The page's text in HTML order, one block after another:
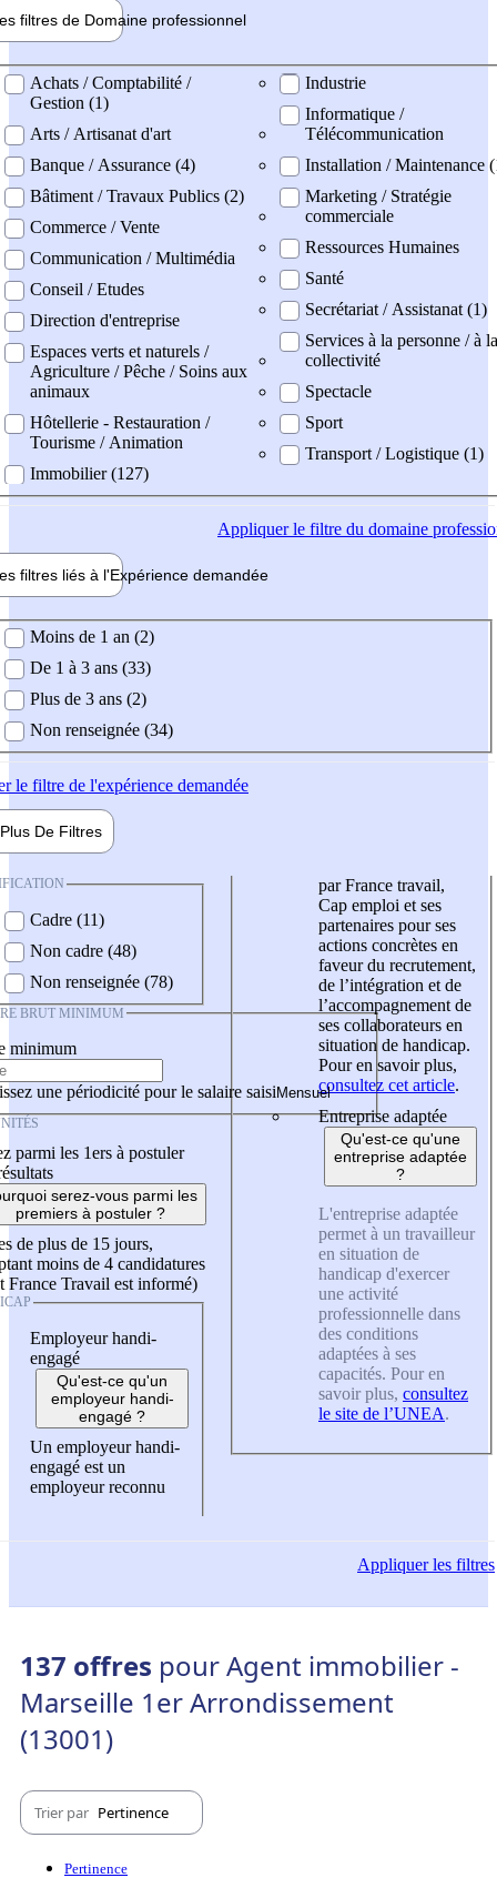
filtres de Domaine professionnel
professionel
Achats / Comptabilité /
Gestion (1)
Arts / Artisanat d'art
Banque / Assurance (4)
Bâtiment / Travaux Publics (2)
Commerce / Vente
Communication / Multimédia
Conseil / Etudes
Direction d'entreprise
Espaces verts et naturels /
Agriculture / Pêche / Soins aux
animaux
Hôtellerie - Restauration /
Tourisme / Animation
Immobilier (127)
Industrie
Informatique /
Télécommunication
Installation / Maintenance
Marketing / Stratégie
commerciale
Ressources Humaines
Santé
Secrétariat / Assistanat (1)
Services à la personne / à la
collectivité
Spectacle
Sport
Transport / Logistique (1)
Appliquerle filtre du domaine
filtres liés à l'Expérience demandée
demandée
Moins de 1 an (2)
De 1 à 3 ans (33)
Plus de 3 ans (2)
Non renseignée (34)
le filtre de l'expérience demandée
Plus De Filtres
Cadre (11)
Non cadre (48)
Non renseignée (78)
BRUT MINIMUM
minimum
une périodicité pour le salaire saisi
parmi les 1ers à postuler
serez-vous parmi les
premiers à postuler ?
de plus de 15 jours,
moins de 4 candidatures
France Travail est informé)
Employeur handi-
engagé
Qu'est-ce qu'un
employeur handi-
engagé ?
Un employeur handi-
engagé est un
employeur reconnu
par France travail,
Cap emploi et ses
partenaires pour ses
actions concrètes en
faveur du recrutement,
de l’intégration et de
l’accompagnement de
ses collaborateurs en
situation de handicap.
Pour en savoir plus,
consultez cet article.
Entreprise adaptée
Qu'est-ce qu'une
entreprise adaptée
?
L'entreprise adaptée
permet à un travailleur
en situation de
handicap d'exercer
une activité
professionnelle dans
des conditions
adaptées à ses
capacités. Pour en
savoir plus, consultez
le site de l’UNEA.
Appliquerles filtres
137 offres pour Agent immobilier -
Marseille 1er Arrondissement
(13001)
Trier par Pertinence
Pertinence